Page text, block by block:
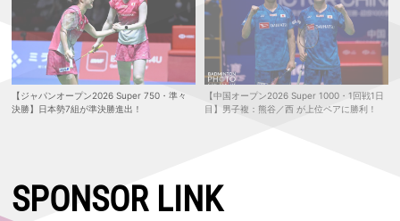
【ジャパンオープン2026 Super 750・準々
決勝】日本勢7組が準決勝進出！
【中国オープン2026 Super 1000・1回戦1日
目】男子複：熊谷／西 が上位ペアに勝利！
SPONSOR LINK